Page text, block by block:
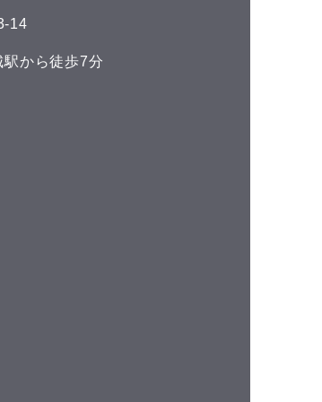
14
から徒歩7分